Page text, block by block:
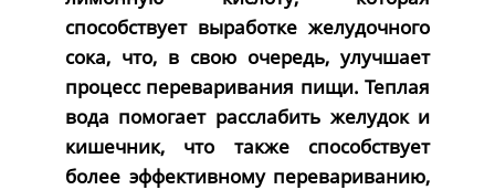
способствует выработке желудочного
сока, что, в свою очередь, улучшает
процесс переваривания пищи. Теплая
вода помогает расслабить желудок и
кишечник, что также способствует
более эффективному перевариванию,